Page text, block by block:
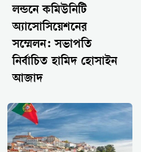
লন্ডনে কমিউনিটি
অ্যাসোসিয়েশনের
সম্মেলন: সভাপতি
নির্বাচিত হামিদ হোসাইন
আজাদ